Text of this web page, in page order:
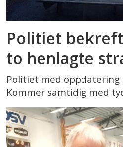
Politiet
to henlagte
Politiet med oppdatering
Kommer samtidig med